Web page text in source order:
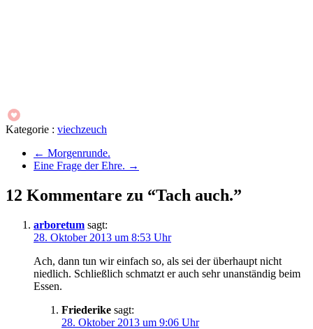
Kategorie : viechzeuch
← Morgenrunde.
Eine Frage der Ehre. →
12 Kommentare zu “Tach auch.”
arboretum sagt:
28. Oktober 2013 um 8:53 Uhr
Ach, dann tun wir einfach so, als sei der überhaupt nicht
niedlich. Schließlich schmatzt er auch sehr unanständig beim
Essen.
Friederike sagt:
28. Oktober 2013 um 9:06 Uhr